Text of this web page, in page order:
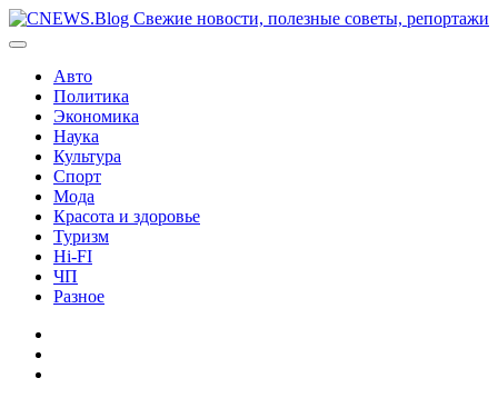
Перейти
к
Авто
Политика
Экономика
Наука
Культура
Спорт
Мода
Красота и здоровье
Туризм
Hi-FI
ЧП
Разное